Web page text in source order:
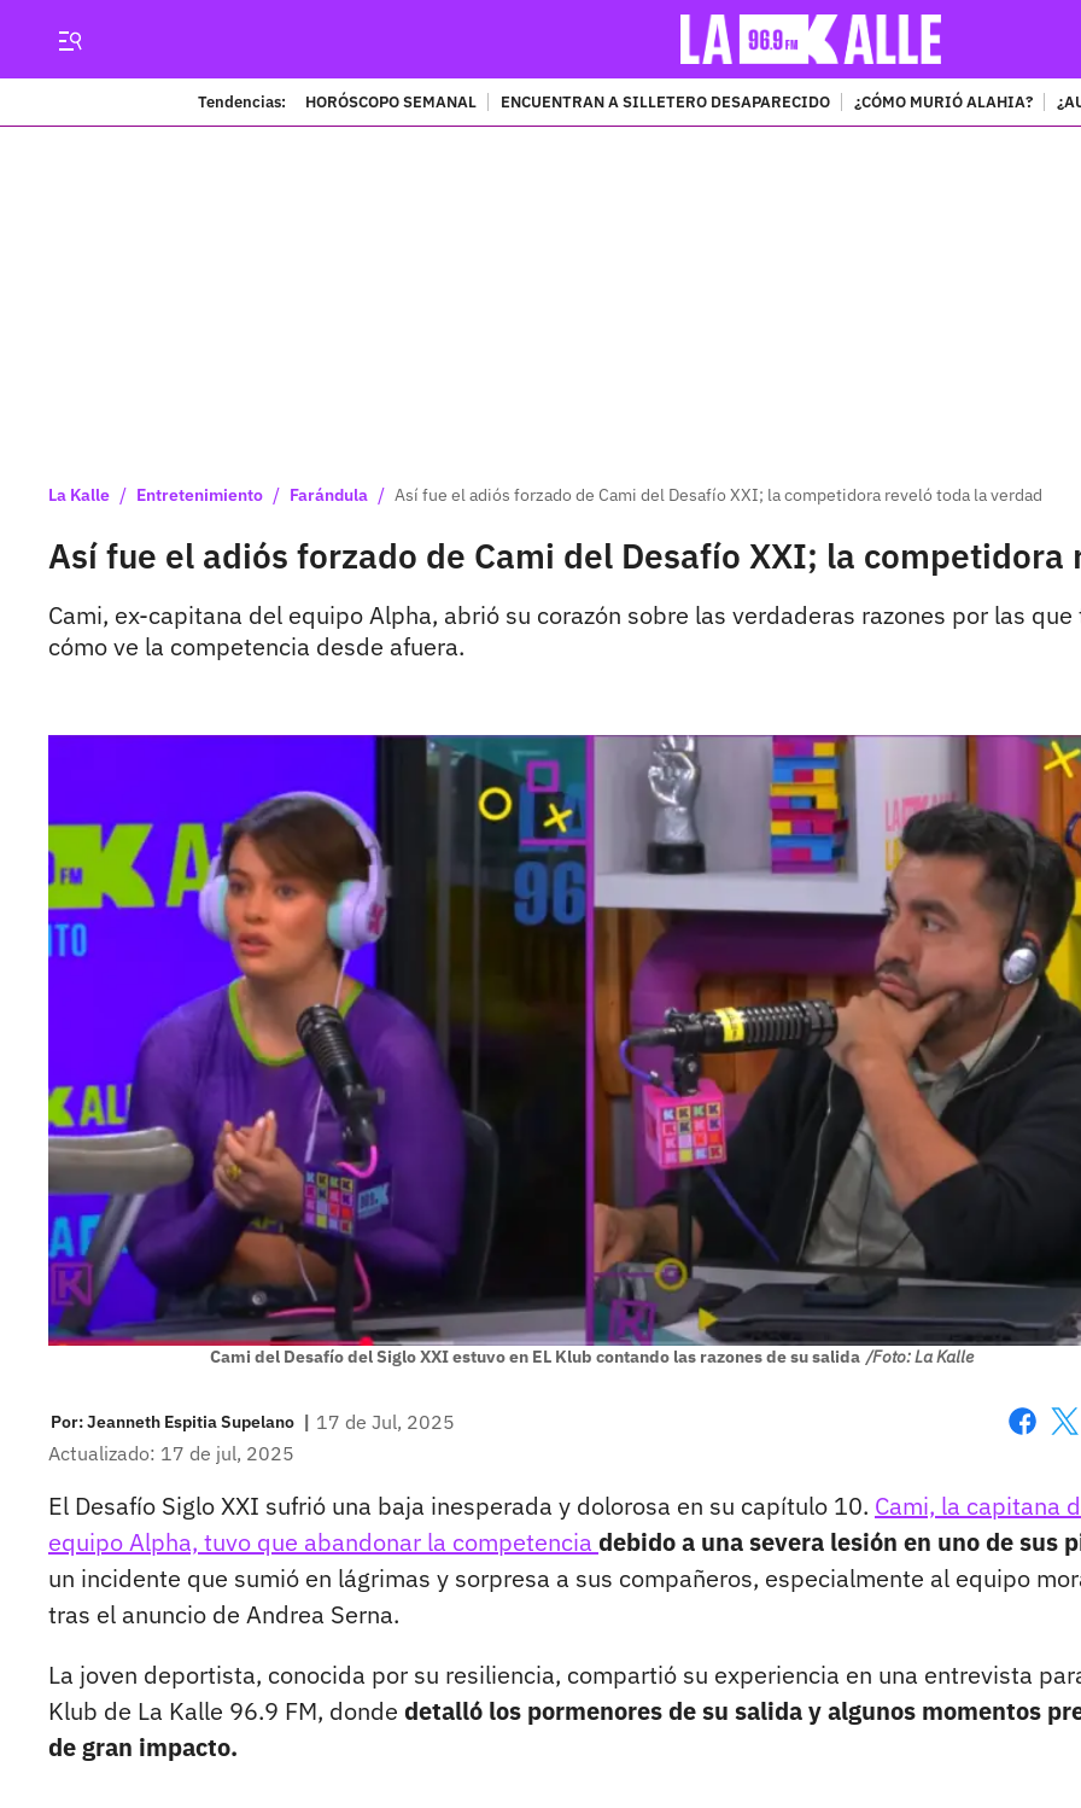
Tendencias: HORÓSCOPO SEMANAL ENCUENTRAN A SILLETERO DESAPARECIDO ¿CÓMO MURIÓ ALAHIA?
La Kalle / Entretenimiento / Farándula / Así fue el adiós forzado de Cami del Desafío XXI; la competidora reveló toda la verdad
Así fue el adiós forzado de Cami del Desafío XXI; la competidora
Cami, ex-capitana del equipo Alpha, abrió su corazón sobre las verdaderas razones por las
cómo ve la competencia desde afuera.
Cami del Desafío del Siglo XXI estuvo en EL Klub contando las razones de su salida /Foto: La Kalle
Por:Jeanneth Espitia Supelano | 17 de Jul, 2025
Actualizado: 17 de jul, 2025
El Desafío Siglo XXI sufrió una baja inesperada y dolorosa en su capítulo 10. Cami, la capitana
equipo Alpha, tuvo que abandonar la competencia debido a una severa lesión en uno de sus
un incidente que sumió en lágrimas y sorpresa a sus compañeros, especialmente al equipo
tras el anuncio de Andrea Serna.
La joven deportista, conocida por su resiliencia, compartió su experiencia en una entrevista
Klub de La Kalle 96.9 FM, donde detalló los pormenores de su salida y algunos momentos
de gran impacto.